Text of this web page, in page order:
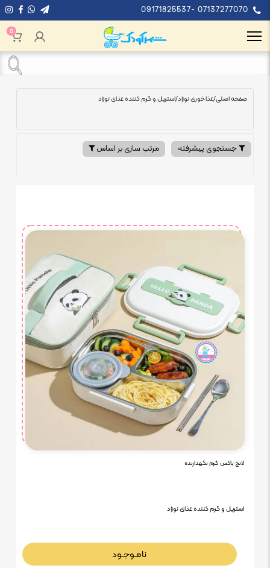
09171825537- 07137277070
0
صفحه اصلی/غذاخوری نوزاد/استریل و گرم کننده غذای نوزاد
جستجوی پیشرفته مرتب سازی بر اساس
لانچ باکس گرم نگهدارنده
استریل و گرم کننده غذای نوزاد
نامـوجـود